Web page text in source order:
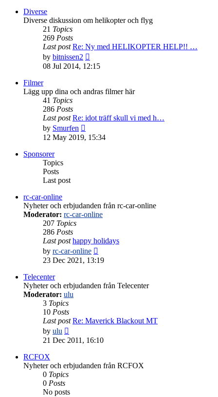
Diverse
Diverse diskussion om helikopter och flyg
21 Topics
269 Posts
Last post Re: Ny med HELIKOPTER HELP!! …
by bitnissen2
the
08 Jul 2014, 12:15
Filmer
Lägg upp dina och andras filmer här
41 Topics
286 Posts
Last post Re: idot träff skull vi med h…
by Smurfen
the
12 May 2019, 15:34
Sponsorer
Topics
Posts
Last post
rc-car-online
Nyheter och erbjudanden från rc-car-online
Moderator: rc-car-online
207 Topics
286 Posts
Last post happy holidays
by rc-car-online
the
23 Dec 2021, 13:19
Telecenter
Nyheter och erbjudanden från Telecenter
Moderator: ulu
3 Topics
10 Posts
Last post Re: Maverick Blackout MT
by ulu
the
21 Dec 2011, 16:10
RCFOX
Nyheter och erbjudanden från RCFOX
0 Topics
0 Posts
No posts